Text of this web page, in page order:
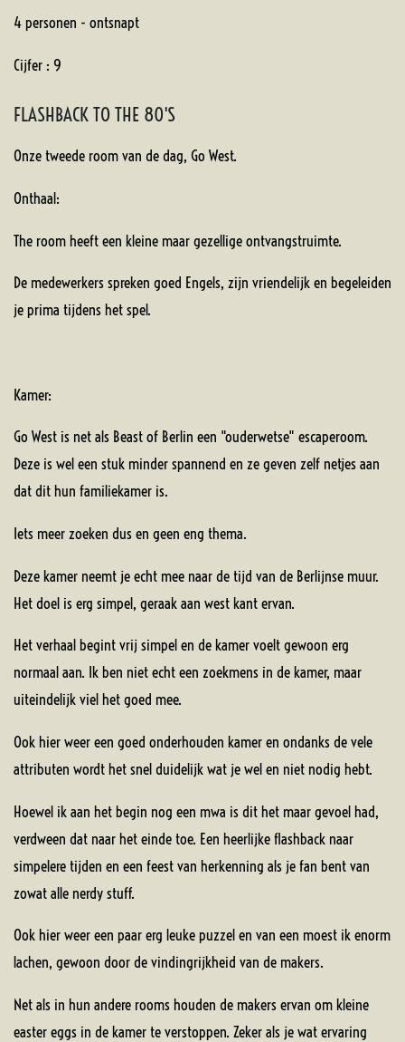
4 personen - ontsnapt
Cijfer : 9
FLASHBACK TO THE 80'S
Onze tweede room van de dag, Go West.
Onthaal:
The room heeft een kleine maar gezellige ontvangstruimte.
De medewerkers spreken goed Engels, zijn vriendelijk en begeleiden
je prima tijdens het spel.
Kamer:
Go West is net als Beast of Berlin een "ouderwetse" escaperoom.
Deze is wel een stuk minder spannend en ze geven zelf netjes aan
dat dit hun familiekamer is.
Iets meer zoeken dus en geen eng thema.
Deze kamer neemt je echt mee naar de tijd van de Berlijnse muur.
Het doel is erg simpel, geraak aan west kant ervan.
Het verhaal begint vrij simpel en de kamer voelt gewoon erg
normaal aan. Ik ben niet echt een zoekmens in de kamer, maar
uiteindelijk viel het goed mee.
Ook hier weer een goed onderhouden kamer en ondanks de vele
attributen wordt het snel duidelijk wat je wel en niet nodig hebt.
Hoewel ik aan het begin nog een mwa is dit het maar gevoel had,
verdween dat naar het einde toe. Een heerlijke flashback naar
simpelere tijden en een feest van herkenning als je fan bent van
zowat alle nerdy stuff.
Ook hier weer een paar erg leuke puzzel en van een moest ik enorm
lachen, gewoon door de vindingrijkheid van de makers.
Net als in hun andere rooms houden de makers ervan om kleine
easter eggs in de kamer te verstoppen. Zeker als je wat ervaring